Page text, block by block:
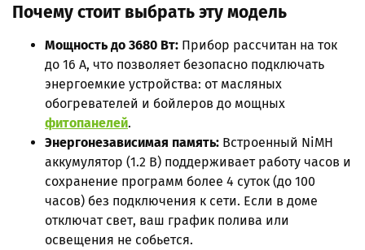
Почему стоит выбрать эту модель
Мощность до 3680 Вт: Прибор рассчитан на ток
до 16 А, что позволяет безопасно подключать
энергоемкие устройства: от масляных
обогревателей и бойлеров до мощных
фитопанелей.
Энергонезависимая память: Встроенный NiMH
аккумулятор (1.2 В) поддерживает работу часов и
сохранение программ более 4 суток (до 100
часов) без подключения к сети. Если в доме
отключат свет, ваш график полива или
освещения не собьется.